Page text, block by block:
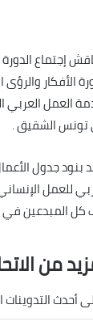
إجتماع
الأفكار
بنود جدول
للعمل
المبدعين في
من
التدوينات